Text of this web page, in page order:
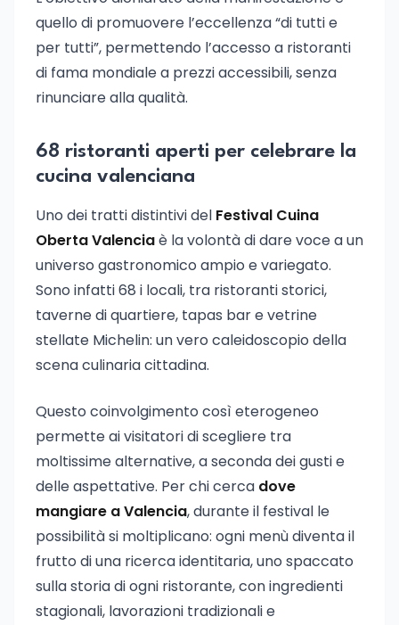
quello di promuovere l’eccellenza “di tutti e
per tutti”, permettendo l’accesso a ristoranti
di fama mondiale a prezzi accessibili, senza
rinunciare alla qualità.
68 ristoranti aperti per celebrare la
cucina valenciana
Uno dei tratti distintivi del Festival Cuina
Oberta Valenciaè la volontà di dare voce a un
universo gastronomico ampio e variegato.
Sono infatti 68 i locali, tra ristoranti storici,
taverne di quartiere, tapas bar e vetrine
stellate Michelin: un vero caleidoscopio della
scena culinaria cittadina.
Questo coinvolgimento così eterogeneo
permette ai visitatori di scegliere tra
moltissime alternative, a seconda dei gusti e
delle aspettative. Per chi cerca dove
mangiare a Valencia, durante il festival le
possibilità si moltiplicano: ogni menù diventa il
frutto di una ricerca identitaria, uno spaccato
sulla storia di ogni ristorante, con ingredienti
stagionali, lavorazioni tradizionali e